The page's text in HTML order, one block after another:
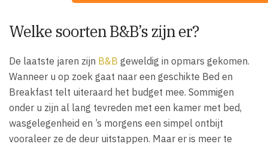
Welke soorten B&B’s zijn er?
De laatste jaren zijn B&B geweldig in opmars gekomen.
Wanneer u op zoek gaat naar een geschikte Bed en
Breakfast telt uiteraard het budget mee. Sommigen
onder u zijn al lang tevreden met een kamer met bed,
wasgelegenheid en ’s morgens een simpel ontbijt
vooraleer ze de deur uitstappen. Maar er is meer te